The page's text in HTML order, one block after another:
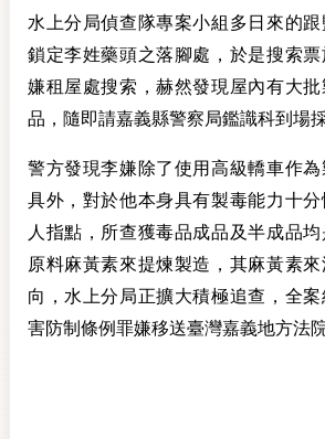
水上分局偵查隊專案小組多日來的跟
鎖定李姓藥頭之落腳處，於是搜索
嫌租屋處搜索，赫然發現屋內有大
品，隨即請嘉義縣警察局鑑識科到場採
警方發現李嫌除了使用高級轎車作
具外，對於他本身具有製毒能力十
人指點，所查獲毒品成品及半成品
原料麻黃素來提煉製造，其麻黃素
向，水上分局正擴大積極追查，全
害防制條例罪嫌移送臺灣嘉義地方法